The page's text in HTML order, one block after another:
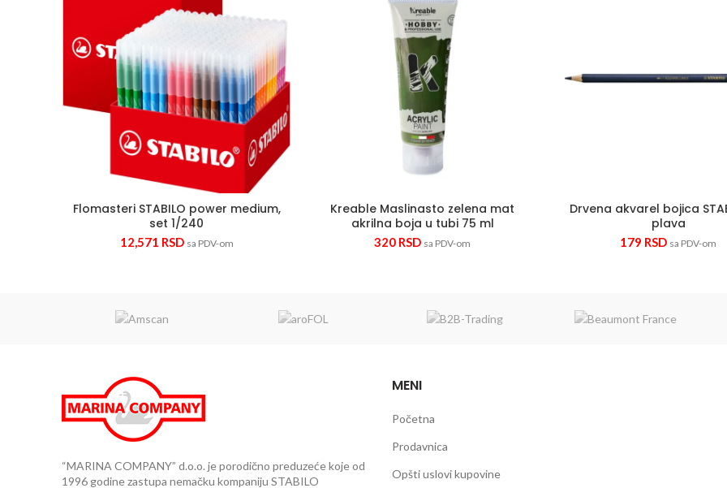
Flomasteri STABILO power medium,
set 1/240
12,571 RSD sa PDV-om
Kreable Maslinasto zelena mat
akrilna boja u tubi 75 ml
320 RSD sa PDV-om
Kreable Maslinasto zelena mat akrilna boja u tubi 75 ml
Drvena akvarel bojica
plava
179 RSD sa PDV-om
“MARINA COMPANY” d.o.o. je porodično preduzeće koje od
1996 godine zastupa nemačku kompaniju STABILO
MENI
Početna
Prodavnica
Opšti uslovi kupovine